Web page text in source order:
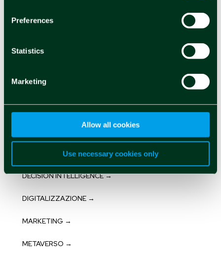
Preferences
Statistics
Marketing
Allow all cookies
Use necessary cookies only
ARTIFICIAL INTELLIGENCE →
CLOUD →
DECISION INTELLIGENCE →
DIGITALIZZAZIONE →
MARKETING →
METAVERSO →